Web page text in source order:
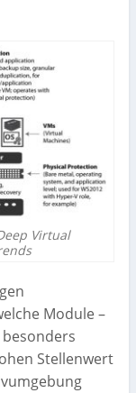
Virtual
Module –
Stellenwert